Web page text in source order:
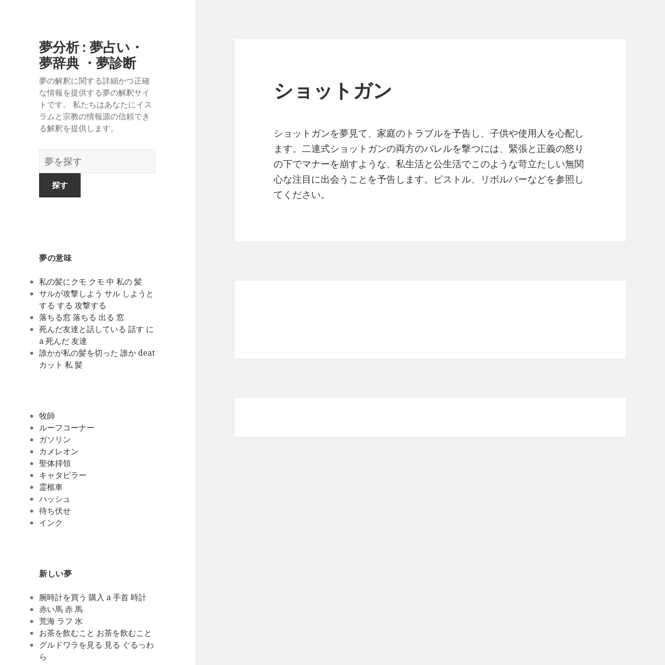
夢分析 : 夢占い・
夢辞典 ・夢診断
夢の解釈に関する詳細かつ正確
な情報を提供する夢の解釈サイ
トです。 私たちはあなたにイス
ラムと宗教の情報源の信頼でき
る解釈を提供します。
夢
の
夢の意味
私の髪にクモ クモ 中 私の 髪
サルが攻撃しよう サル しようと
する する 攻撃する
落ちる窓 落ちる 出る 窓
死んだ友達と話している 話す に
a 死んだ 友達
誰かが私の髪を切った 誰か deat
カット 私 髪
牧師
ルーフコーナー
ガソリン
カメレオン
聖体拝領
キャタピラー
霊柩車
ハッシュ
待ち伏せ
インク
新しい夢
腕時計を買う 購入 a 手首 時計
赤い馬 赤 馬
荒海 ラフ 水
お茶を飲むこと お茶を飲むこと
グルドワラを見る 見る ぐるっわ
ら
ショットガン
ショットガンを夢見て、家庭のトラブルを予告し、子供や使用人を心配し
ます。二連式ショットガンの両方のバレルを撃つには、緊張と正義の怒り
の下でマナーを崩すような、私生活と公生活でこのような苛立たしい無関
心な注目に出会うことを予告します。ピストル、リボルバーなどを参照し
てください。